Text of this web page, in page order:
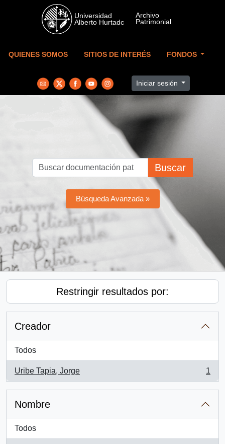
Skip to main content
QUIENES SOMOS SITIOS DE INTERÉS FONDOS
Iniciar sesión
Buscar
Búsqueda Avanzada »
Restringir resultados por:
Creador
Todos
Uribe Tapia, Jorge
, 1 resultados
1
Nombre
Todos